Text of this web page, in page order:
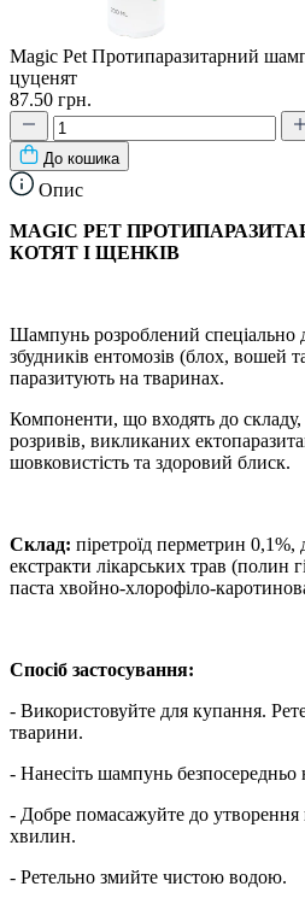
Magic Pet Протипаразитарний
цуценят
87.50 грн.
До кошика
Опис
MAGIC PET
КОТЯТ І ЩЕНКІВ
Шампунь розроблений спеціально
збудників ентомозів (блох, вошей та
паразитують на тваринах.
Компоненти, що входять до
розривів, викликаних
шовковистість та здоровий блиск.
Склад: піретроїд перметрин
екстракти лікарських трав (полин
паста хвойно-хлорофіло-
Спосіб застосування:
- Використовуйте для купання.
тварини.
- Нанесіть шампунь безпосередньо
- Добре помасажуйте до утворення
хвилин.
- Ретельно змийте чистою водою.